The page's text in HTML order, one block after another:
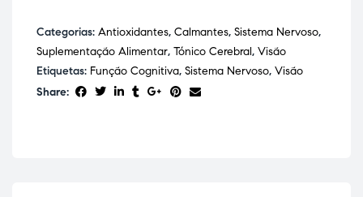
Categorias: Antioxidantes, Calmantes, Sistema Nervoso,
Suplementação Alimentar, Tónico Cerebral, Visão
Etiquetas: Função Cognitiva, Sistema Nervoso, Visão
Share: